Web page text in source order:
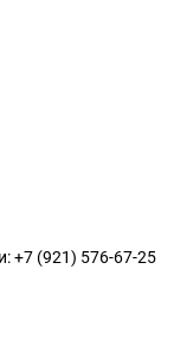
+7 (921) 576-67-25